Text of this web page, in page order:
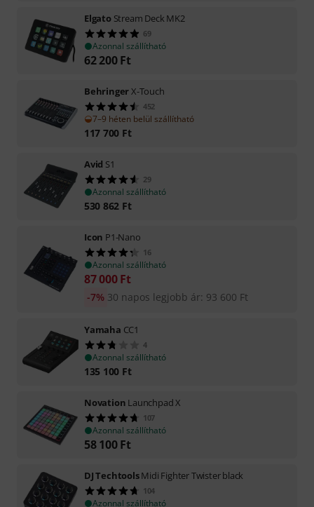
Elgato Stream Deck MK2
69
Azonnal szállítható
62 200 Ft
BehringerX-Touch
452
7–9 héten belül szállítható
117 700 Ft
Avid S1
29
Azonnal szállítható
530 862 Ft
Icon P1-Nano
16
Azonnal szállítható
87 000 Ft
30 napos legjobb ár: 93 600 Ft
-7%
Yamaha CC1
4
Azonnal szállítható
135 100 Ft
Novation Launchpad X
107
Azonnal szállítható
58 100 Ft
DJ TechtoolsMidi Fighter Twister black
104
Azonnal szállítható